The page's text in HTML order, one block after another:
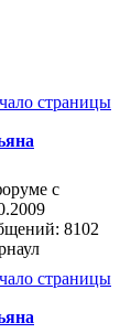
страницы
с
8102
страницы